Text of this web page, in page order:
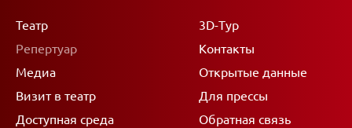
Театр
Репертуар
Медиа
Визит в театр
Доступная среда
3D-Тур
Контакты
Открытые данные
Для прессы
Обратная связь